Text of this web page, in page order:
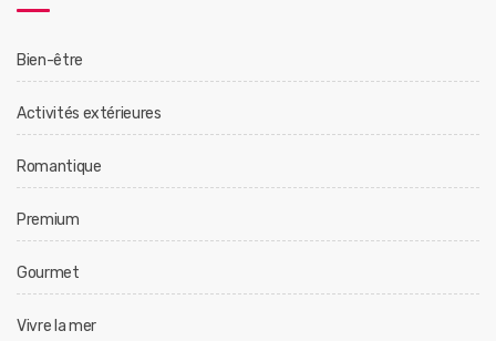
Bien-être
Activités extérieures
Romantique
Premium
Gourmet
Vivre la mer